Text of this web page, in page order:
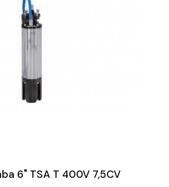
6" TSA T 400V 7,5CV